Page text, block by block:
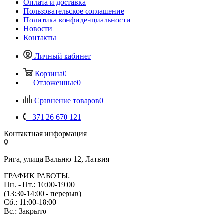
Оплата и доставка
Пользовательское соглашение
Политика конфиденциальности
Новости
Контакты
Личный кабинет
Корзина0
Отложенные0
Сравнение товаров0
+371 26 670 121
Контактная информация
Рига, улица Вальню 12, Латвия
ГРАФИК РАБОТЫ:
Пн. - Пт.: 10:00-19:00
(13:30-14:00 - перерыв)
Сб.: 11:00-18:00
Вс.: Закрыто